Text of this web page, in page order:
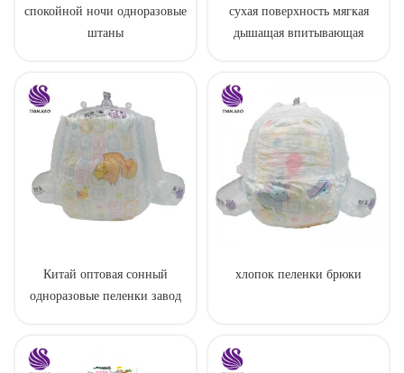
спокойной ночи одноразовые
штаны
сухая поверхность мягкая
дышащая впитывающая
Китай оптовая сонный
одноразовые пеленки завод
хлопок пеленки брюки